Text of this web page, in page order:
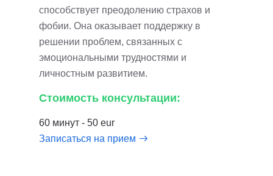
способствует преодолению страхов и
фобии. Она оказывает поддержку в
решении проблем, связанных с
эмоциональными трудностями и
личностным развитием.
Стоимость консультации:
60 минут - 50 eur
Записаться на прием